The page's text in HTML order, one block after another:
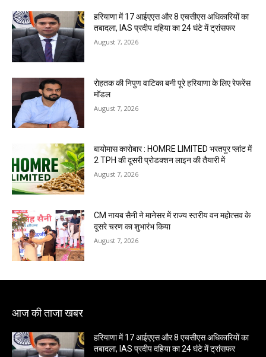
हरियाणा में 17 आईएएस और 8 एचसीएस अधिकारियों का
तबादला, IAS प्रदीप दहिया का 24 घंटे में ट्रांसफर
August 7, 2026
रोहतक की निपुण वाटिका बनी पूरे हरियाणा के लिए रेफरेंस
मॉडल
August 7, 2026
बायोमास कारोबार : HOMRE LIMITED भरतपुर प्लांट में
2 TPH की दूसरी प्रोडक्शन लाइन की तैयारी में
August 7, 2026
CM नायब सैनी ने मानेसर में राज्य स्तरीय वन महोत्सव के
दूसरे चरण का शुभारंभ किया
August 7, 2026
आज की ताजा खबर
हरियाणा में 17 आईएएस और 8 एचसीएस अधिकारियों का
तबादला, IAS प्रदीप दहिया का 24 घंटे में ट्रांसफर